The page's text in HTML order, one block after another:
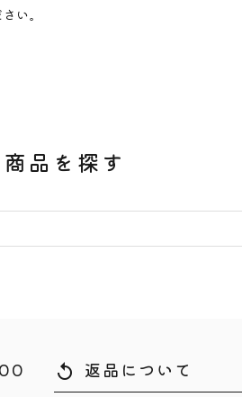
い。
品を探す
replay 返品について